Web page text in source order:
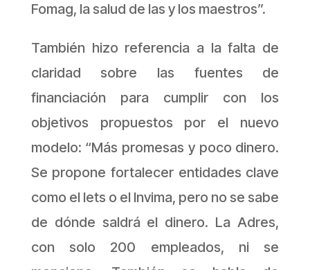
Fomag, la salud de las y los maestros”.
También hizo referencia a la falta de
claridad sobre las fuentes de
financiación para cumplir con los
objetivos propuestos por el nuevo
modelo: “Más promesas y poco dinero.
Se propone fortalecer entidades clave
como el Iets o el Invima, pero no se sabe
de dónde saldrá el dinero. La Adres,
con solo 200 empleados, ni se